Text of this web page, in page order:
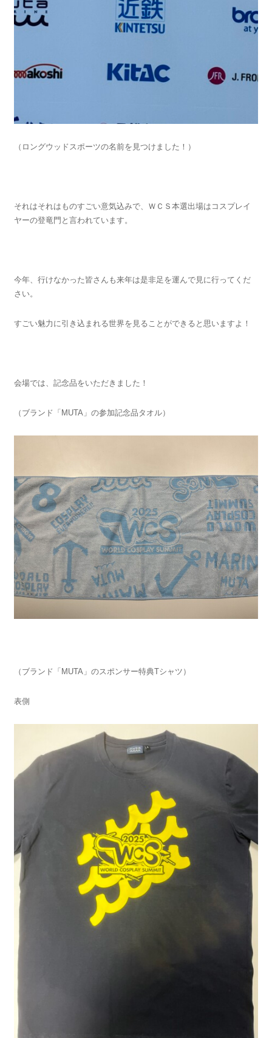
（ロングウッドスポーツの名前を見つけました！）
それはそれはものすごい意気込みで、ＷＣＳ本選出場はコスプレイ
ヤーの登竜門と言われています。
今年、行けなかった皆さんも来年は是非足を運んで見に行ってくだ
さい。
すごい魅力に引き込まれる世界を見ることができると思いますよ！
会場では、記念品をいただきました！
（ブランド「MUTA」の参加記念品タオル）
（ブランド「MUTA」のスポンサー特典Tシャツ）
表側